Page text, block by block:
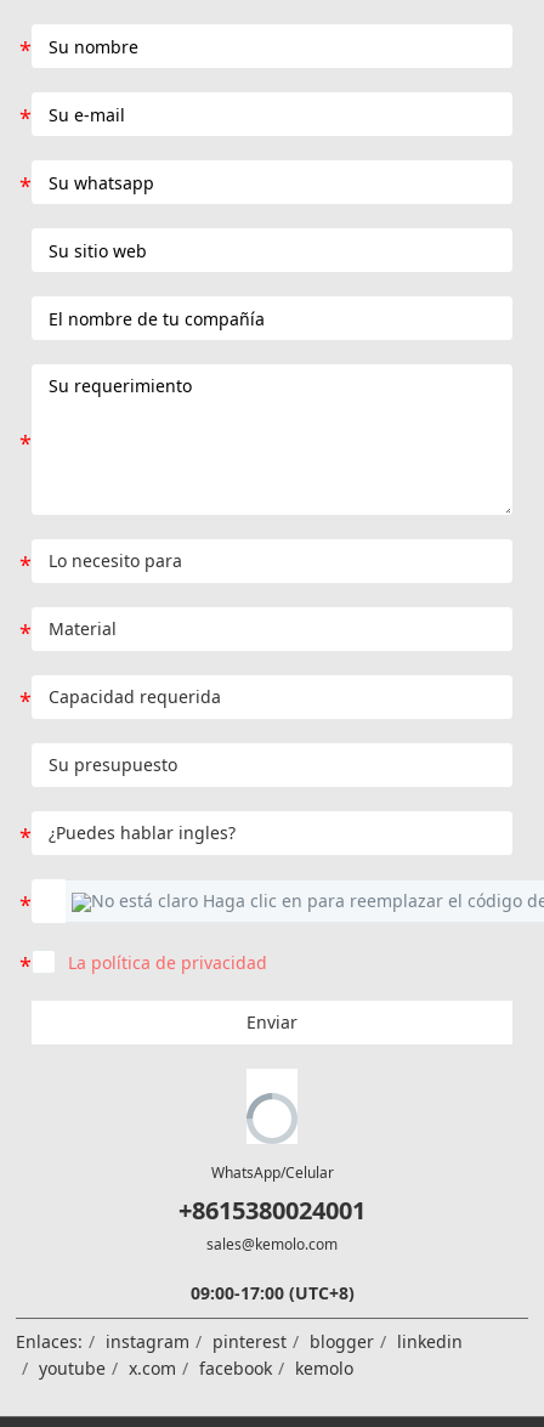
La política de privacidad
Enviar
WhatsApp/Celular
+8615380024001
sales@kemolo.com
09:00-17:00 (UTC+8)
Enlaces: instagram pinterest blogger
linkedin
youtube
x.com facebook kemolo